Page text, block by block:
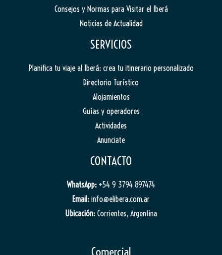
Consejos y Normas para Visitar el Iberá
Noticias de Actualidad
SERVICIOS
Planifica tu viaje al Iberá: crea tu itinerario personalizado
Directorio Turístico
Alojamientos
Guías y operadores
Actividades
Anunciate
CONTACTO
WhatsApp: +54 9 3794 897474
Email: info@elibera.com.ar
Ubicación: Corrientes, Argentina
Comercial